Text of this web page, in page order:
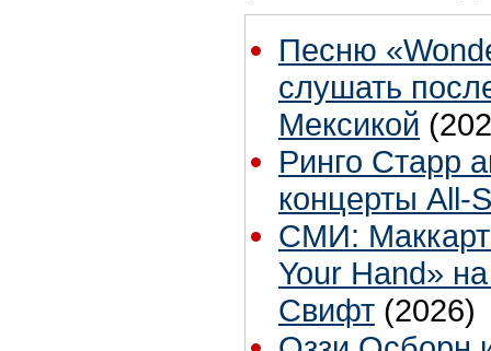
Песню
слушать
Мексикой
Ринго Старр
концерты All-
СМИ:
Your Hand»
Свифт (2026)